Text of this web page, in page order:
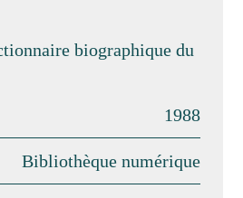
biographique du
1988
Bibliothèque numérique